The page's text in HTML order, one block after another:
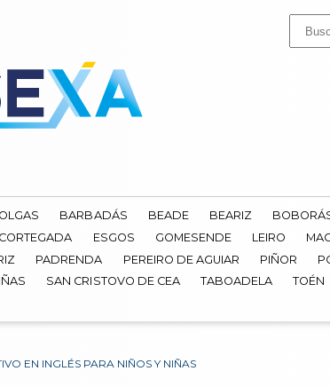
BARBADÁS BEADE BEARIZ
CORTEGADA ESGOS GOMESENDE LEIRO
PADRENDA PEREIRO DE AGUIAR PIÑOR
SAN CRISTOVO DE CEA TABOADELA TOÉN
EN INGLÉS PARA NIÑOS Y NIÑAS